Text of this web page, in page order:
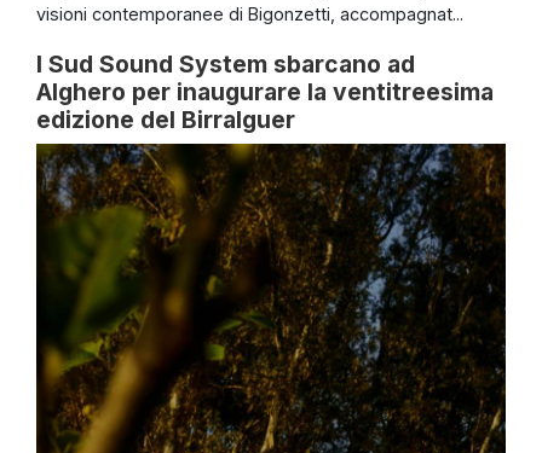
visioni contemporanee di Bigonzetti, accompagnat...
I Sud Sound System sbarcano ad
Alghero per inaugurare la ventitreesima
edizione del Birralguer